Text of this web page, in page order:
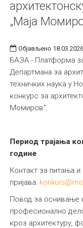
„Маја
Објављено
БАЗА - Платформа
Департмана за
техничких наука у
конкурс за
Момиров“.
Период трајања
године
Контакт за питања
пријава:
Повод за оснивање
професионално
кроз архитектуру,